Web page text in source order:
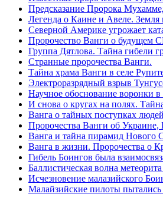
Предсказание Пророка
Легенда о Каине и Авеле. Земля
Северной Америке угрожает
Пророчество Ванги о будущем
Группа Дятлова. Тайна гибели
Странные пророчества Ванги.
Тайна храма Ванги в селе
Электроразрядный взрыв
Научное обоснование воронки в
И снова о кругах на полях.
Ванга о тайных поступках
Пророчества Ванги об
Ванга и тайна пирамид Нового
Ванга в жизни. Пророчества о
Гибель Боингов была
Баллистическая волна
Исчезновение малазийского
Малайзийские пилоты пытались